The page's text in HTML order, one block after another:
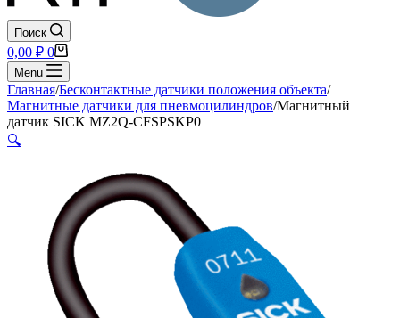
Поиск
Корзина
0,00 ₽ 0
Menu
Главная/Бесконтактные датчики положения объекта/
Магнитные датчики для пневмоцилиндров/Магнитный
датчик SICK MZ2Q-CFSPSKP0
🔍